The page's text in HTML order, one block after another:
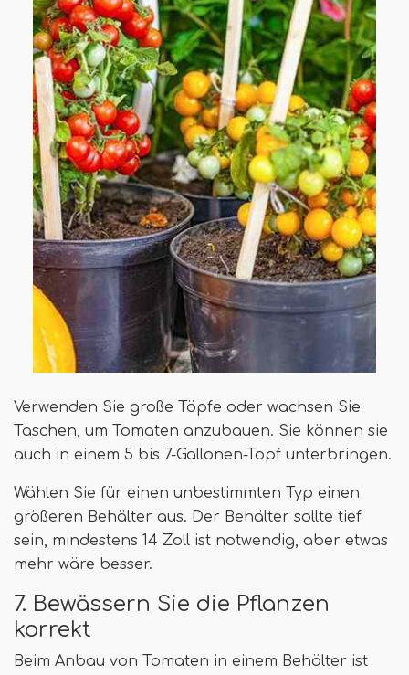
Verwenden Sie große Töpfe oder wachsen Sie
Taschen, um Tomaten anzubauen. Sie können sie
auch in einem 5 bis 7-Gallonen-Topf unterbringen.
Wählen Sie für einen unbestimmten Typ einen
größeren Behälter aus. Der Behälter sollte tief
sein, mindestens 14 Zoll ist notwendig, aber etwas
mehr wäre besser.
7. Bewässern Sie die Pflanzen
korrekt
Beim Anbau von Tomaten in einem Behälter ist